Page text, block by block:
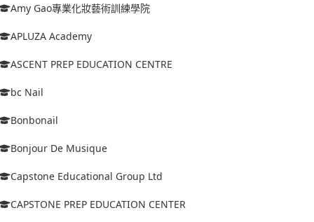
Amy Gao專業化妝藝術訓練學院
APLUZA Academy
ASCENT PREP EDUCATION CENTRE
bc Nail
Bonbonail
Bonjour De Musique
Capstone Educational Group Ltd
CAPSTONE PREP EDUCATION CENTER